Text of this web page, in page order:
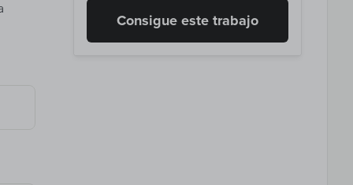
Consigue este trabajo